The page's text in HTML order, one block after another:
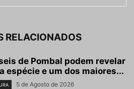
RELACIONADOS
de Pombal podem revelar
espécie e um dos maiores...
5 de Agosto de 2026